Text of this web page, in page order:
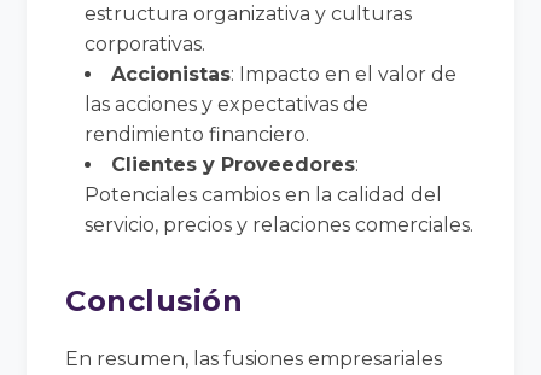
estructura organizativa y culturas
corporativas.
Accionistas: Impacto en el valor de
las acciones y expectativas de
rendimiento financiero.
Clientes y Proveedores:
Potenciales cambios en la calidad del
servicio, precios y relaciones comerciales.
Conclusión
En resumen, las fusiones empresariales